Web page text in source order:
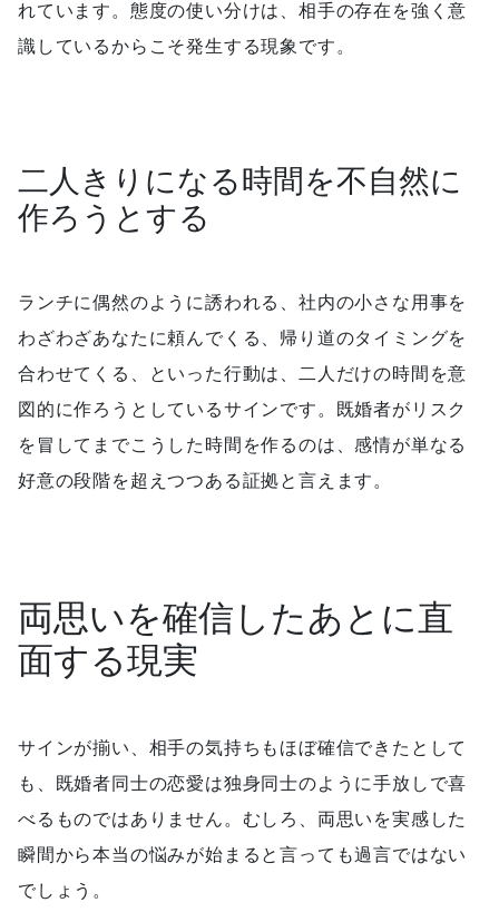
れています。態度の使い分けは、相手の存在を強く意
識しているからこそ発生する現象です。
二人きりになる時間を不自然に
作ろうとする
ランチに偶然のように誘われる、社内の小さな用事を
わざわざあなたに頼んでくる、帰り道のタイミングを
合わせてくる、といった行動は、二人だけの時間を意
図的に作ろうとしているサインです。既婚者がリスク
を冒してまでこうした時間を作るのは、感情が単なる
好意の段階を超えつつある証拠と言えます。
両思いを確信したあとに直
面する現実
サインが揃い、相手の気持ちもほぼ確信できたとして
も、既婚者同士の恋愛は独身同士のように手放しで喜
べるものではありません。むしろ、両思いを実感した
瞬間から本当の悩みが始まると言っても過言ではない
でしょう。